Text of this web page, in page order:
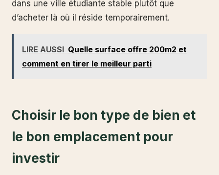
dans une ville étudiante stable plutôt que
d’acheter là où il réside temporairement.
LIRE AUSSI Quelle surface offre 200m2 et
comment en tirer le meilleur parti
Choisir le bon type de bien et
le bon emplacement pour
investir